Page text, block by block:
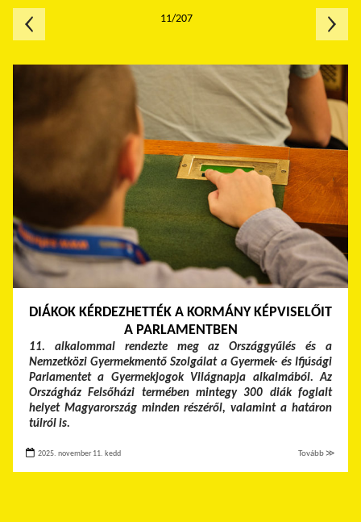
DIÁKOK KÉRDEZHETTÉK A KORMÁNY KÉPVISELŐIT
A PARLAMENTBEN
11. alkalommal rendezte meg az Országgyűlés és a
Nemzetközi Gyermekmentő Szolgálat a Gyermek- és Ifjúsági
Parlamentet a Gyermekjogok Világnapja alkalmából. Az
Országház Felsőházi termében mintegy 300 diák foglalt
helyet Magyarország minden részéről, valamint a határon
túlról is.
2025. november 11. kedd Tovább ≫
11/207